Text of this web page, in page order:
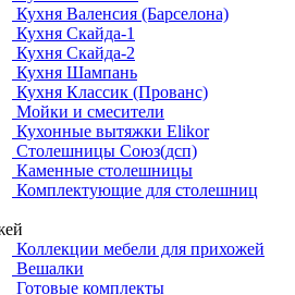
Кухня Валенсия (Барселона)
Кухня Скайда-1
Кухня Скайда-2
Кухня Шампань
Кухня Классик (Прованс)
Мойки и смесители
Кухонные вытяжки Elikor
Столешницы Союз(дсп)
Каменные столешницы
Комплектующие для столешниц
Коллекции мебели для прихожей
Вешалки
Готовые комплекты